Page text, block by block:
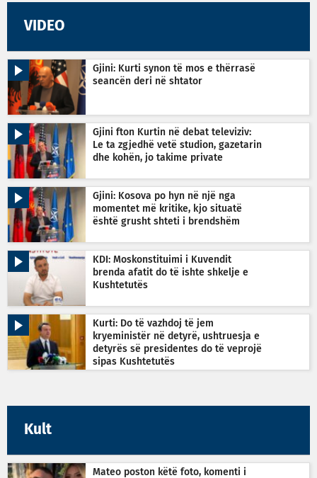
VIDEO
Gjini: Kurti synon të mos e thërrasë
seancën deri në shtator
Gjini fton Kurtin në debat televiziv:
Le ta zgjedhë vetë studion, gazetarin
dhe kohën, jo takime private
Gjini: Kosova po hyn në një nga
momentet më kritike, kjo situatë
është grusht shteti i brendshëm
KDI: Moskonstituimi i Kuvendit
brenda afatit do të ishte shkelje e
Kushtetutës
Kurti: Do të vazhdoj të jem
kryeministër në detyrë, ushtruesja e
detyrës së presidentes do të veprojë
sipas Kushtetutës
Kult
Mateo poston këtë foto, komenti i